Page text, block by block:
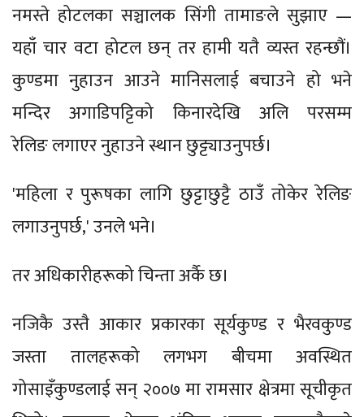
नमस्ते होटलका सञ्चालक सिंगी तामाङले सुझाए —
यहाँ चार वटा होटल छन् तर हामी यतै व्यस्त रहन्छौं।
कुण्डमा नुहाउन आउने मानिसलाई बचाउने हो भने
मन्दिर अगाडिपट्टिको किनारदेखि अलि परसम्म
रेलिङ लगाएर नुहाउने स्थान छुट्ट्याउनुपर्छ।
'महिला र पुरूषका लागि छुट्टाछुट्टै ठाउँ तोकेर रेलिङ
लगाउनुपर्छ,' उनले भने।
तर अधिकारीहरूको चिन्ता अर्कै छ।
नजिकै उस्तै आकार प्रकारका सूर्यकुण्ड र भैरवकुण्ड
जस्ता तालहरूको लगभग बीचमा अवस्थित
गोसाइँकुण्डलाई सन् २००७ मा रामसार क्षेत्रमा सूचीकृत